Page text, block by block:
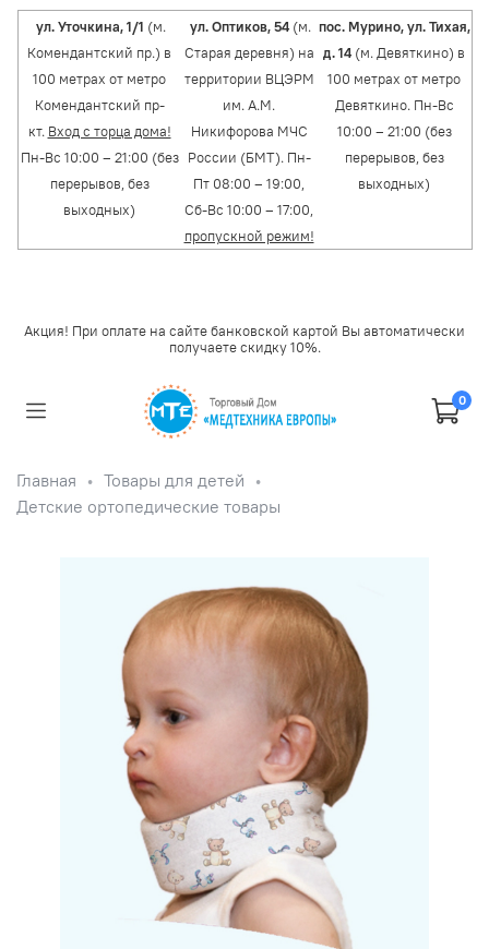
ул. Уточкина, 1/1 (м.
Комендантский пр.) в
100 метрах от метро
Комендантский пр-
кт. Вход с торца дома!
Пн-Вс 10:00 – 21:00 (без
перерывов, без
выходных)
ул. Оптиков, 54 (м.
Старая деревня) на
территории ВЦЭРМ
им. А.М.
Никифорова МЧС
России (БМТ). Пн-
Пт 08:00 – 19:00,
Сб-Вс 10:00 – 17:00,
пропускной режим!
пос. Мурино, ул. Тихая,
д. 14 (м. Девяткино) в
100 метрах от метро
Девяткино. Пн-Вс
10:00 – 21:00 (без
перерывов, без
выходных)
Акция! При оплате на сайте банковской картой Вы автоматически
получаете скидку 10%.
0
Главная
Товары для детей
Детские ортопедические товары